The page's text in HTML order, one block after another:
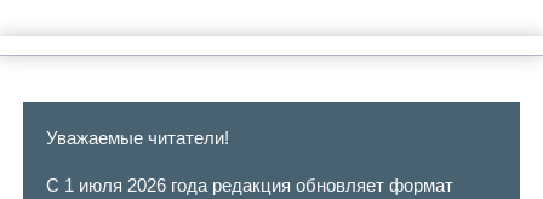
Уважаемые читатели!
С 1 июля 2026 года редакция обновляет формат